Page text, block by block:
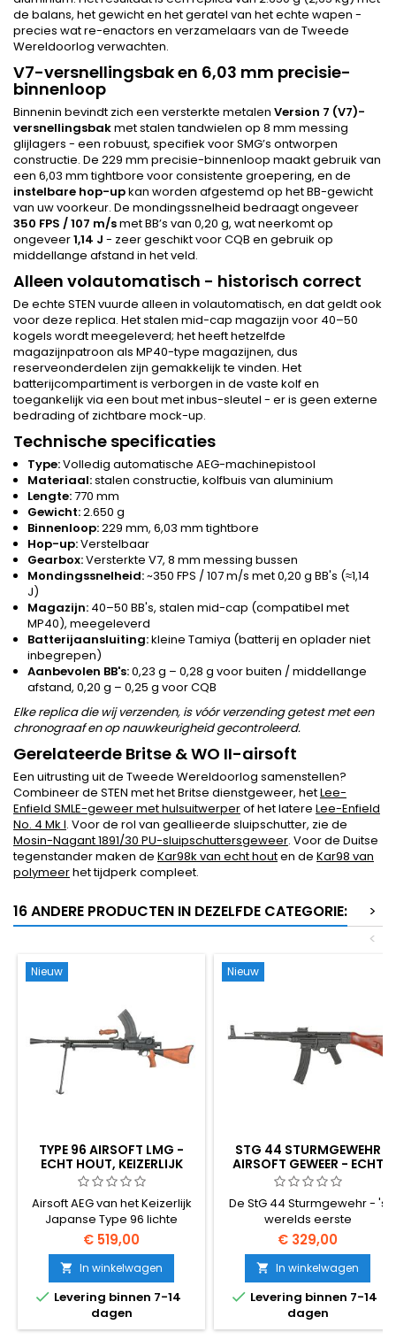
de balans, het gewicht en het geratel van het echte wapen -
precies wat re-enactors en verzamelaars van de Tweede
Wereldoorlog verwachten.
V7-versnellingsbak en 6,03 mm precisie-
binnenloop
Binnenin bevindt zich een versterkte metalen Version 7 (V7)-
versnellingsbakmet stalen tandwielen op 8 mm messing
glijlagers - een robuust, specifiek voor SMG’s ontworpen
constructie. De 229 mm precisie-binnenloop maakt gebruik van
een 6,03 mm tightbore voor consistente groepering, en de
instelbare hop-upkan worden afgestemd op het BB-gewicht
van uw voorkeur. De mondingssnelheid bedraagt ongeveer
350 FPS / 107 m/smet BB’s van 0,20 g, wat neerkomt op
ongeveer1,14 J - zeer geschikt voor CQB en gebruik op
middellange afstand in het veld.
Alleen volautomatisch - historisch correct
De echte STEN vuurde alleen in volautomatisch, en dat geldt ook
voor deze replica. Het stalen mid-cap magazijn voor 40–50
kogels wordt meegeleverd; het heeft hetzelfde
magazijnpatroon als MP40-type magazijnen, dus
reserveonderdelen zijn gemakkelijk te vinden. Het
batterijcompartiment is verborgen in de vaste kolf en
toegankelijk via een bout met inbus-sleutel - er is geen externe
bedrading of zichtbare mock-up.
Technische specificaties
Type:Volledig automatische AEG-machinepistool
Materiaal:stalen constructie, kolfbuis van aluminium
Lengte:770 mm
Gewicht:2.650 g
Binnenloop:229 mm, 6,03 mm tightbore
Hop-up:Verstelbaar
Gearbox:Versterkte V7, 8 mm messing bussen
Mondingssnelheid:~350 FPS / 107 m/s met 0,20 g BB's (≈1,14
J)
Magazijn: 40–50 BB's, stalen mid-cap (compatibel met
MP40), meegeleverd
Batterijaansluiting:kleine Tamiya (batterij en oplader niet
inbegrepen)
Aanbevolen BB's:0,23 g – 0,28 g voor buiten / middellange
afstand, 0,20 g – 0,25 g voor CQB
Elke replica die wij verzenden, is vóór verzending getest met een
chronograaf en op nauwkeurigheid gecontroleerd.
Gerelateerde Britse & WO II-airsoft
Een uitrusting uit de Tweede Wereldoorlog samenstellen?
Combineer de STEN met het Britse dienstgeweer, hetLee-
Enfield SMLE-geweer met hulsuitwerperof het latere Lee-Enfield
No. 4 Mk I. Voor de rol van geallieerde sluipschutter, zie de
Mosin-Nagant 1891/30 PU-sluipschuttersgeweer. Voor de Duitse
tegenstander maken de Kar98k van echt houten de Kar98 van
polymeerhet tijdperk compleet.
16 ANDERE PRODUCTEN IN DEZELFDE CATEGORIE:
>
<
Nieuw
TYPE 96 AIRSOFT LMG -
ECHT HOUT, KEIZERLIJK
JAPANS WWII LICHT
MACHINEGEWEER
Airsoft AEG van het Keizerlijk
Japanse Type 96 lichte
machinegeweer -
ontworpen door Kijiro Nambu
in 1936 en gebruikt tijdens de
Tweede Wereldoorlog. Echt
houten kolf en handvat op
een metalen body,
kenmerkend
€ 519,00
 In winkelwagen
 Levering binnen 7-14
dagen
Nieuw
STG 44 STURMGEWEHR
AIRSOFT GEWEER - ECHT
HOUT, HET EERSTE
AANVALSGEWEER
De StG 44 Sturmgewehr - 's
werelds eerste
aanvalsgeweer - als een
volledig metalen AEG airsoft
replica met echt ECHT HOUT
kolf en handvat. Extreem
realistisch; batterij en oplader
inbegrepen. ~400 FPS, 940
mm, 4300 g, 190-rd hi-cap
€ 329,00
 In winkelwagen
 Levering binnen 7-14
dagen